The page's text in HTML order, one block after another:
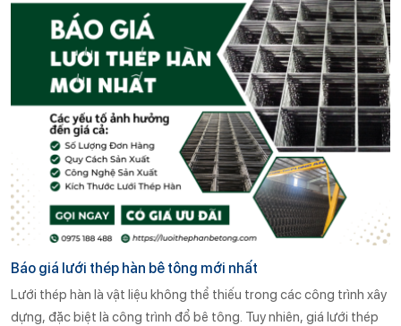
Báo giá lưới thép hàn bê tông mới nhất
Lưới thép hàn là vật liệu không thể thiếu trong các công trình xây
dựng, đặc biệt là công trình đổ bê tông. Tuy nhiên, giá lưới thép